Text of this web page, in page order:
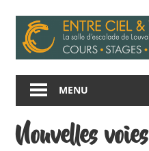
content
Ciel
Terre
MENU
Nouvelles voies